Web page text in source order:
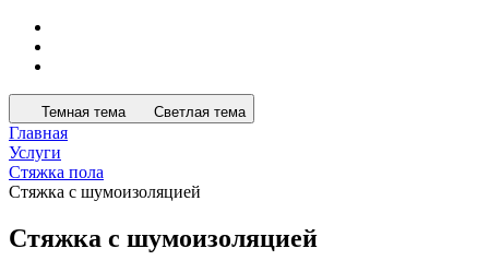
Темная тема Светлая тема
Главная
Услуги
Стяжка пола
Стяжка с шумоизоляцией
Стяжка с шумоизоляцией